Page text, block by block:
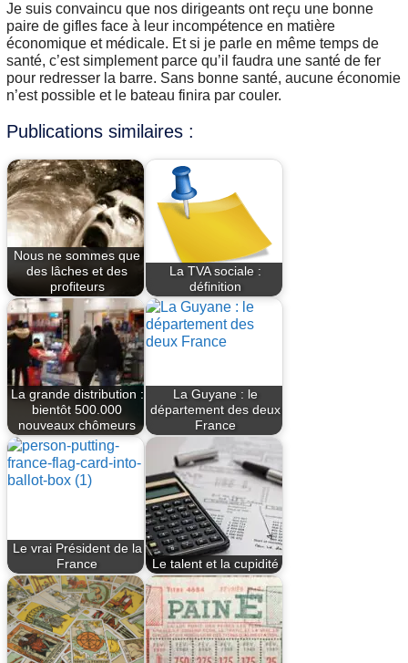
Je suis convaincu que nos dirigeants ont reçu une bonne
paire de gifles face à leur incompétence en matière
économique et médicale. Et si je parle en même temps de
santé, c’est simplement parce qu’il faudra une santé de fer
pour redresser la barre. Sans bonne santé, aucune économie
n’est possible et le bateau finira par couler.
Publications similaires :
Nous ne sommes que
des lâches et des
profiteurs
La TVA sociale :
définition
La grande distribution :
bientôt 500.000
nouveaux chômeurs
La Guyane : le
département des deux
France
Le vrai Président de la
France
Le talent et la cupidité